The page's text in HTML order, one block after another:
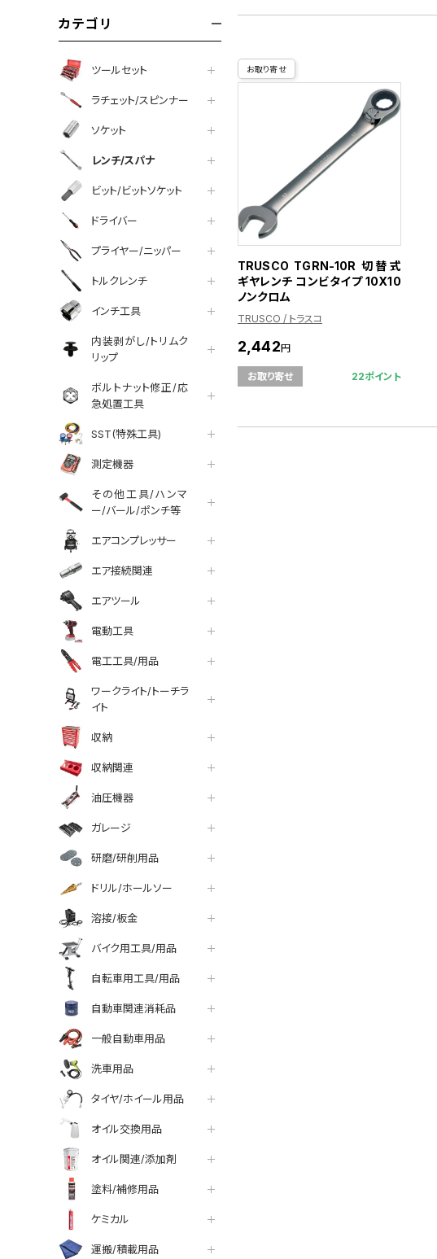
カテゴリ
ツールセット
ラチェット/スピンナー
ソケット
レンチ/スパナ
ビット/ビットソケット
ドライバー
プライヤー/ニッパー
トルクレンチ
インチ工具
内装剥がし/トリムク
リップ
ボルトナット修正/応
急処置工具
SST(特殊工具)
測定機器
その他工具/ハンマ
ー/バール/ポンチ等
エアコンプレッサー
エア接続関連
エアツール
電動工具
電工工具/用品
ワークライト/トーチラ
イト
収納
収納関連
油圧機器
ガレージ
研磨/研削用品
ドリル/ホールソー
溶接/板金
バイク用工具/用品
自転車用工具/用品
自動車関連消耗品
一般自動車用品
洗車用品
タイヤ/ホイール用品
オイル交換用品
オイル関連/添加剤
塗料/補修用品
ケミカル
運搬/積載用品
お取り寄せ
TRUSCO TGRN-10R 切替式
ギヤレンチ コンビタイプ 10X10
ノンクロム
TRUSCO / トラスコ
2,442円
お取り寄せ 22ポイント